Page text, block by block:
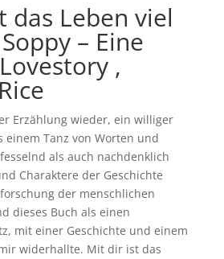
das Leben viel
– Eine
,
Erzählung wieder, ein williger
einem Tanz von Worten und
als auch nachdenklich
Charaktere der Geschichte
der menschlichen
dieses Buch als einen
mit einer Geschichte und einem
widerhallte. Mit dir ist das